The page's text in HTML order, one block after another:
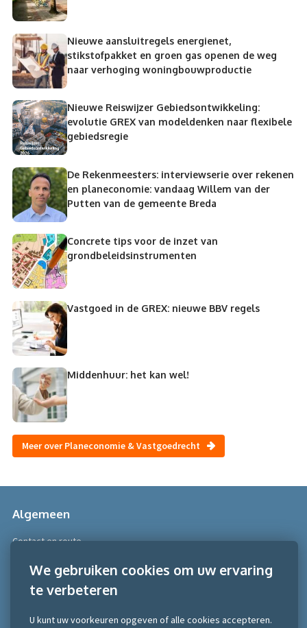
Nieuwe aansluitregels energienet,
stikstofpakket en groen gas openen de weg
naar verhoging woningbouwproductie
Nieuwe Reiswijzer Gebiedsontwikkeling:
evolutie GREX van modeldenken naar flexibele
gebiedsregie
De Rekenmeesters: interviewserie over rekenen
en planeconomie: vandaag Willem van der
Putten van de gemeente Breda
Concrete tips voor de inzet van
grondbeleidsinstrumenten
Vastgoed in de GREX: nieuwe BBV regels
Middenhuur: het kan wel!
Meer over Planeconomie & Vastgoedrecht
Algemeen
Contact en route
Meer informatie
Algemene voorwaarden
We gebruiken cookies om uw ervaring
te verbeteren
U kunt uw voorkeuren opgeven of alle cookies accepteren.